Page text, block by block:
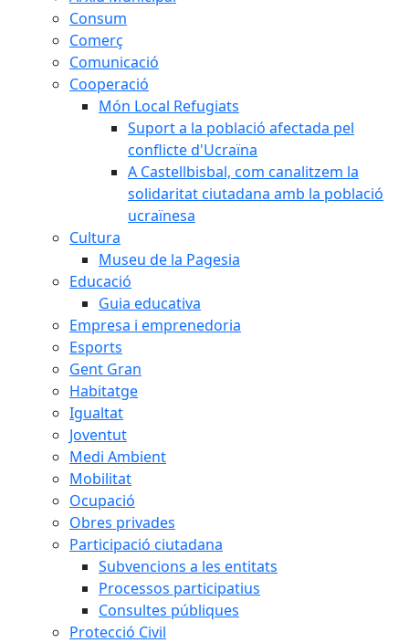
Consum
Comerç
Comunicació
Cooperació
Món Local Refugiats
Suport a la població afectada pel
conflicte d'Ucraïna
A Castellbisbal, com canalitzem la
solidaritat ciutadana amb la població
ucraïnesa
Cultura
Museu de la Pagesia
Educació
Guia educativa
Empresa i emprenedoria
Esports
Gent Gran
Habitatge
Igualtat
Joventut
Medi Ambient
Mobilitat
Ocupació
Obres privades
Participació ciutadana
Subvencions a les entitats
Processos participatius
Consultes públiques
Protecció Civil